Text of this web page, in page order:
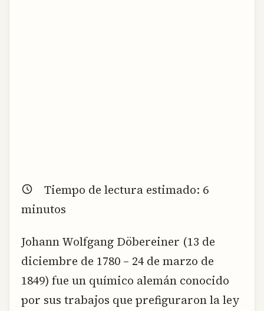
Tiempo de lectura estimado: 6
minutos
Johann Wolfgang Döbereiner (13 de
diciembre de 1780 – 24 de marzo de
1849) fue un químico alemán conocido
por sus trabajos que prefiguraron la ley